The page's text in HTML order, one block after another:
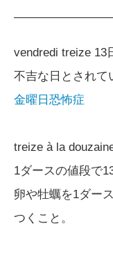
vendredi treize 13
不吉な日とされ
金曜日恐怖症
treize à la
1ダースの値段で
卵や牡蠣を1ダー
つくこと。